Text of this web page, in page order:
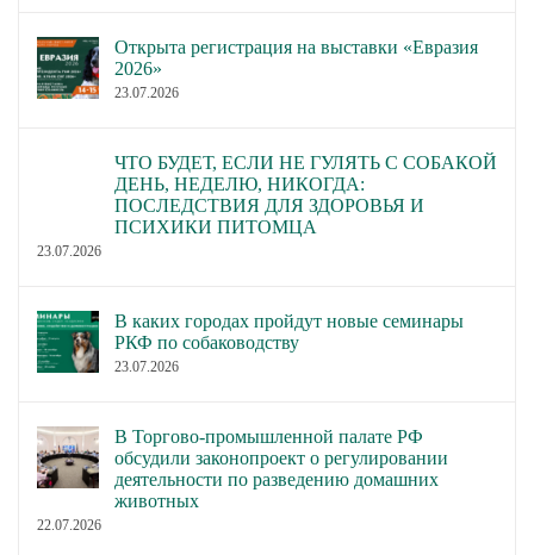
Открыта регистрация на выставки «Евразия
2026»
23.07.2026
ЧТО БУДЕТ, ЕСЛИ НЕ ГУЛЯТЬ С СОБАКОЙ
ДЕНЬ, НЕДЕЛЮ, НИКОГДА:
ПОСЛЕДСТВИЯ ДЛЯ ЗДОРОВЬЯ И
ПСИХИКИ ПИТОМЦА
23.07.2026
В каких городах пройдут новые семинары
РКФ по собаководству
23.07.2026
В Торгово-промышленной палате РФ
обсудили законопроект о регулировании
деятельности по разведению домашних
животных
22.07.2026